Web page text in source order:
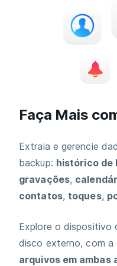
Faça Mais
Extraia e gerencie
backup: histórico de
gravações,
contatos, toques,
Explore o dispositivo
disco externo, com a
arquivos em ambas